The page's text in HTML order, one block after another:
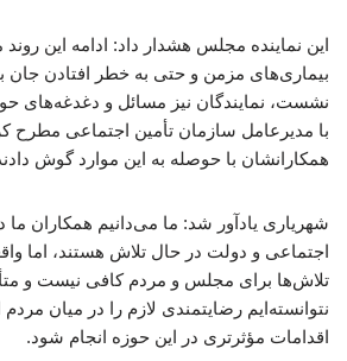
این نماینده مجلس هشدار داد: ادامه این
بیماری‌های مزمن و حتی به خطر افتادن جان
نشست، نمایندگان نیز مسائل و دغدغه‌های
با مدیرعامل سازمان تأمین اجتماعی مطرح
همکارانشان با حوصله به این موارد گوش
شهریاری یادآور شد: ما می‌دانیم همکاران ما
اجتماعی و دولت در حال تلاش هستند، اما
تلاش‌ها برای مجلس و مردم کافی نیست و
نتوانسته‌ایم رضایتمندی لازم را در میان
اقدامات مؤثرتری در این حوزه انجام شود.